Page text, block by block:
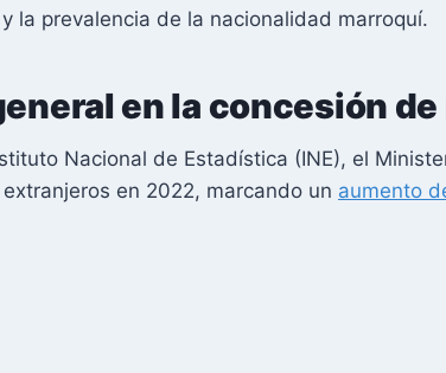
la prevalencia de la nacionalidad marroquí.
en la concesión
Nacional de Estadística (INE), el
extranjeros en 2022, marcando un aumento